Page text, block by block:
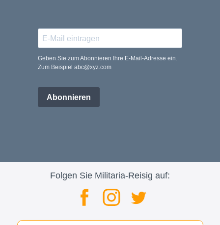
Geben Sie zum Abonnieren Ihre E-Mail-Adresse ein.
Zum Beispiel abc@xyz.com
Abonnieren
Folgen Sie Militaria-Reisig auf: